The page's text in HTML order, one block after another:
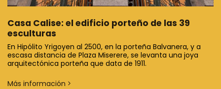
Casa Calise: el edificio porteño de las 39
esculturas
En Hipólito Yrigoyen al 2500, en la porteña Balvanera, y a
escasa distancia de Plaza Miserere, se levanta una joya
arquitectónica porteña que data de 1911.
Más información